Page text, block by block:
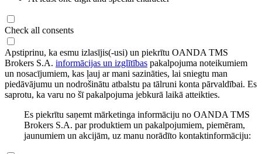
Check all consents
Apstiprinu, ka esmu izlasījis(-usi) un piekrītu OANDA TMS
Brokers S.A. informācijas un izglītības pakalpojuma noteikumiem
un nosacījumiem, kas ļauj ar mani sazināties, lai sniegtu man
piedāvājumu un nodrošinātu atbalstu pa tālruni konta pārvaldībai. Es
saprotu, ka varu no šī pakalpojuma jebkurā laikā atteikties.
Es piekrītu saņemt mārketinga informāciju no OANDA TMS
Brokers S.A. par produktiem un pakalpojumiem, piemēram,
jaunumiem un akcijām, uz manu norādīto kontaktinformāciju: